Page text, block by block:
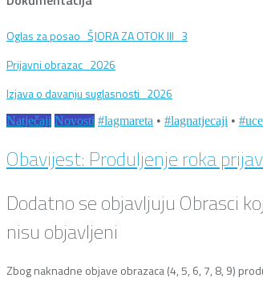
Oglas za posao_ŠJORA ZA OTOK III_3
Prijavni obrazac_2026
Izjava o davanju suglasnosti_2026
Natječaji Novosti #lagmareta • #lagnatjecaji •
Obavijest: Produljenje roka
Dodatno se objavljuju Obrasci
nisu objavljeni
Zbog naknadne objave obrazaca (4, 5, 6, 7, 8, 9)